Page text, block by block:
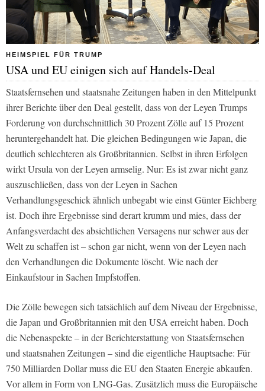
HEIMSPIEL FÜR TRUMP
USA und EU einigen sich auf Handels-Deal
Staatsfernsehen und staatsnahe Zeitungen haben in den Mittelpunkt
ihrer Berichte über den Deal gestellt, dass von der Leyen Trumps
Forderung von durchschnittlich 30 Prozent Zölle auf 15 Prozent
heruntergehandelt hat. Die gleichen Bedingungen wie Japan, die
deutlich schlechteren als Großbritannien. Selbst in ihren Erfolgen
wirkt Ursula von der Leyen armselig. Nur: Es ist zwar nicht ganz
auszuschließen, dass von der Leyen in Sachen
Verhandlungsgeschick ähnlich unbegabt wie einst Günter Eichberg
ist. Doch ihre Ergebnisse sind derart krumm und mies, dass der
Anfangsverdacht des absichtlichen Versagens nur schwer aus der
Welt zu schaffen ist – schon gar nicht, wenn von der Leyen nach
den Verhandlungen die Dokumente löscht. Wie nach der
Einkaufstour in Sachen Impfstoffen.
Die Zölle bewegen sich tatsächlich auf dem Niveau der Ergebnisse,
die Japan und Großbritannien mit den USA erreicht haben. Doch
die Nebenaspekte – in der Berichterstattung von Staatsfernsehen
und staatsnahen Zeitungen – sind die eigentliche Hauptsache: Für
750 Milliarden Dollar muss die EU den Staaten Energie abkaufen.
Vor allem in Form von LNG-Gas. Zusätzlich muss die Europäische